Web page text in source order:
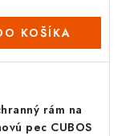
KOŠÍKA
rám na
pec CUBOS